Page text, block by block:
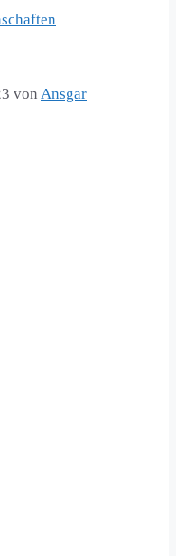
von Ansgar